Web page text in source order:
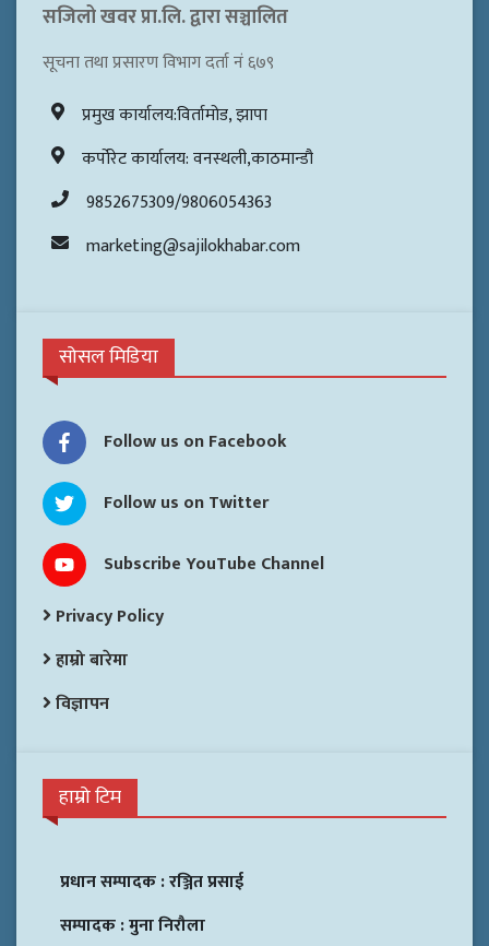
सजिलो खवर प्रा.लि. द्वारा सञ्चालित
सूचना तथा प्रसारण विभाग दर्ता नं ६७९
प्रमुख कार्यालय:विर्तामोड, झापा
कर्पोरेट कार्यालय: वनस्थली,काठमान्डौ
9852675309/9806054363
marketing@sajilokhabar.com
सोसल मिडिया
Follow us on Facebook
Follow us on Twitter
Subscribe YouTube Channel
Privacy Policy
हाम्रो बारेमा
विज्ञापन
हाम्रो टिम
प्रधान सम्पादक :रञ्जित प्रसाई
सम्पादक :मुना निरौला